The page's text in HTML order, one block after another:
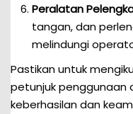
Peralatan
tangan, dan
melindungi
Pastikan untuk
petunjuk penggunaan
keberhasilan dan